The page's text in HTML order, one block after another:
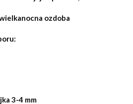
ozdoba
3-4 mm